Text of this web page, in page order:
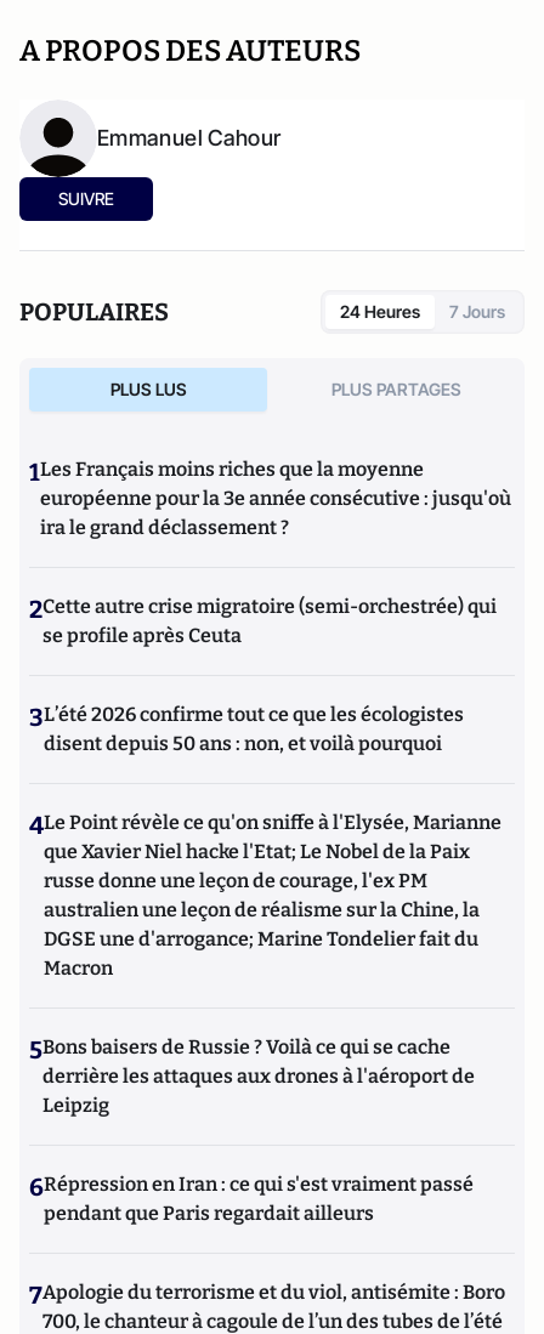
A PROPOS DES AUTEURS
Emmanuel Cahour
SUIVRE
POPULAIRES 24 Heures 7 Jours
PLUS LUS PLUS PARTAGES
1Les Français moins riches que la moyenne
européenne pour la 3e année consécutive : jusqu'où
ira le grand déclassement ?
2Cette autre crise migratoire (semi-orchestrée) qui
se profile après Ceuta
3L’été 2026 confirme tout ce que les écologistes
disent depuis 50 ans : non, et voilà pourquoi
4Le Point révèle ce qu'on sniffe à l'Elysée, Marianne
que Xavier Niel hacke l'Etat; Le Nobel de la Paix
russe donne une leçon de courage, l'ex PM
australien une leçon de réalisme sur la Chine, la
DGSE une d'arrogance; Marine Tondelier fait du
Macron
5Bons baisers de Russie ? Voilà ce qui se cache
derrière les attaques aux drones à l'aéroport de
Leipzig
6Répression en Iran : ce qui s'est vraiment passé
pendant que Paris regardait ailleurs
7Apologie du terrorisme et du viol, antisémite : Boro
700, le chanteur à cagoule de l’un des tubes de l’été